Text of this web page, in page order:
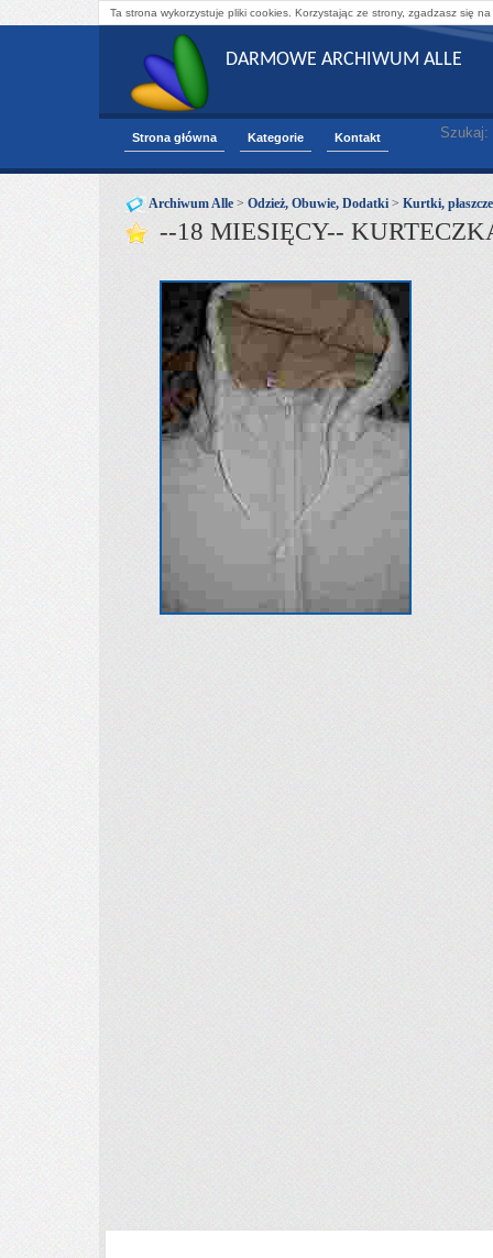
Ta strona wykorzystuje pliki cookies. Korzystając ze strony, zgadzasz się
DARMOWE ARCHIWUM ALLE
Strona główna Kategorie Kontakt Szukaj:
Archiwum Alle > Odzież, Obuwie, Dodatki > Kurtki, płaszcze
--18 MIESIĘCY--